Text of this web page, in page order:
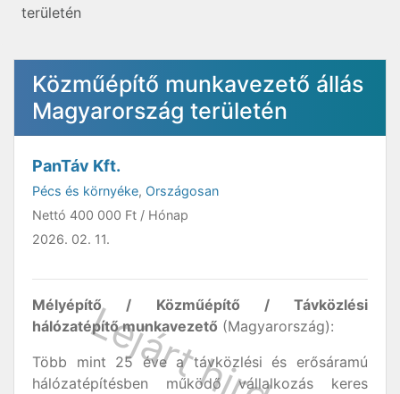
területén
Közműépítő munkavezető állás
Magyarország területén
PanTáv Kft.
Pécs és környéke, Országosan
Nettó 400 000 Ft / Hónap
2026. 02. 11.
Mélyépítő / Közműépítő / Távközlési
hálózatépítő munkavezető (Magyarország):
Több mint 25 éve a távközlési és erősáramú
hálózatépítésben működő vállalkozás keres